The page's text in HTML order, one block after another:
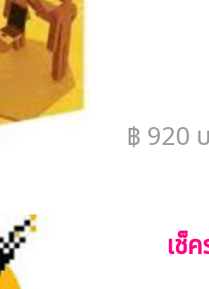
฿ 920
เช็